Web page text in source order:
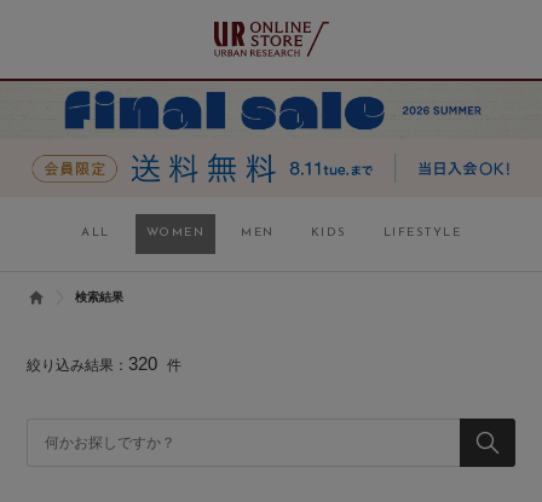
ALL WOMEN MEN KIDS LIFESTYLE
検索結果
絞り込み結果：320 件